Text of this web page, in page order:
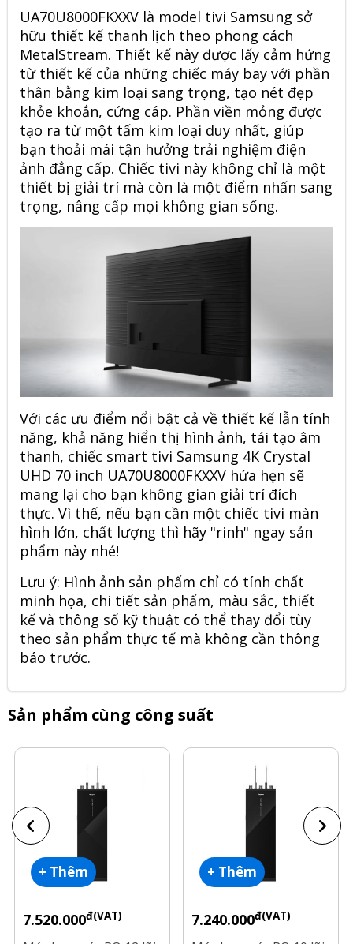
UA70U8000FKXXV là model tivi Samsung sở
hữu thiết kế thanh lịch theo phong cách
MetalStream. Thiết kế này được lấy cảm hứng
từ thiết kế của những chiếc máy bay với phần
thân bằng kim loại sang trọng, tạo nét đẹp
khỏe khoắn, cứng cáp. Phần viền mỏng được
tạo ra từ một tấm kim loại duy nhất, giúp
bạn thoải mái tận hưởng trải nghiệm điện
ảnh đẳng cấp. Chiếc tivi này không chỉ là một
thiết bị giải trí mà còn là một điểm nhấn sang
trọng, nâng cấp mọi không gian sống.
Với các ưu điểm nổi bật cả về thiết kế lẫn tính
năng, khả năng hiển thị hình ảnh, tái tạo âm
thanh, chiếc smart tivi Samsung 4K Crystal
UHD 70 inch UA70U8000FKXXV hứa hẹn sẽ
mang lại cho bạn không gian giải trí đích
thực. Vì thế, nếu bạn cần một chiếc tivi màn
hình lớn, chất lượng thì hãy "rinh" ngay sản
phẩm này nhé!
Lưu ý: Hình ảnh sản phẩm chỉ có tính chất
minh họa, chi tiết sản phẩm, màu sắc, thiết
kế và thông số kỹ thuật có thể thay đổi tùy
theo sản phẩm thực tế mà không cần thông
báo trước.
Sản phẩm cùng công suất
+ Thêm
7.520.000đ(VAT)
+ Thêm
7.240.000đ(VAT)